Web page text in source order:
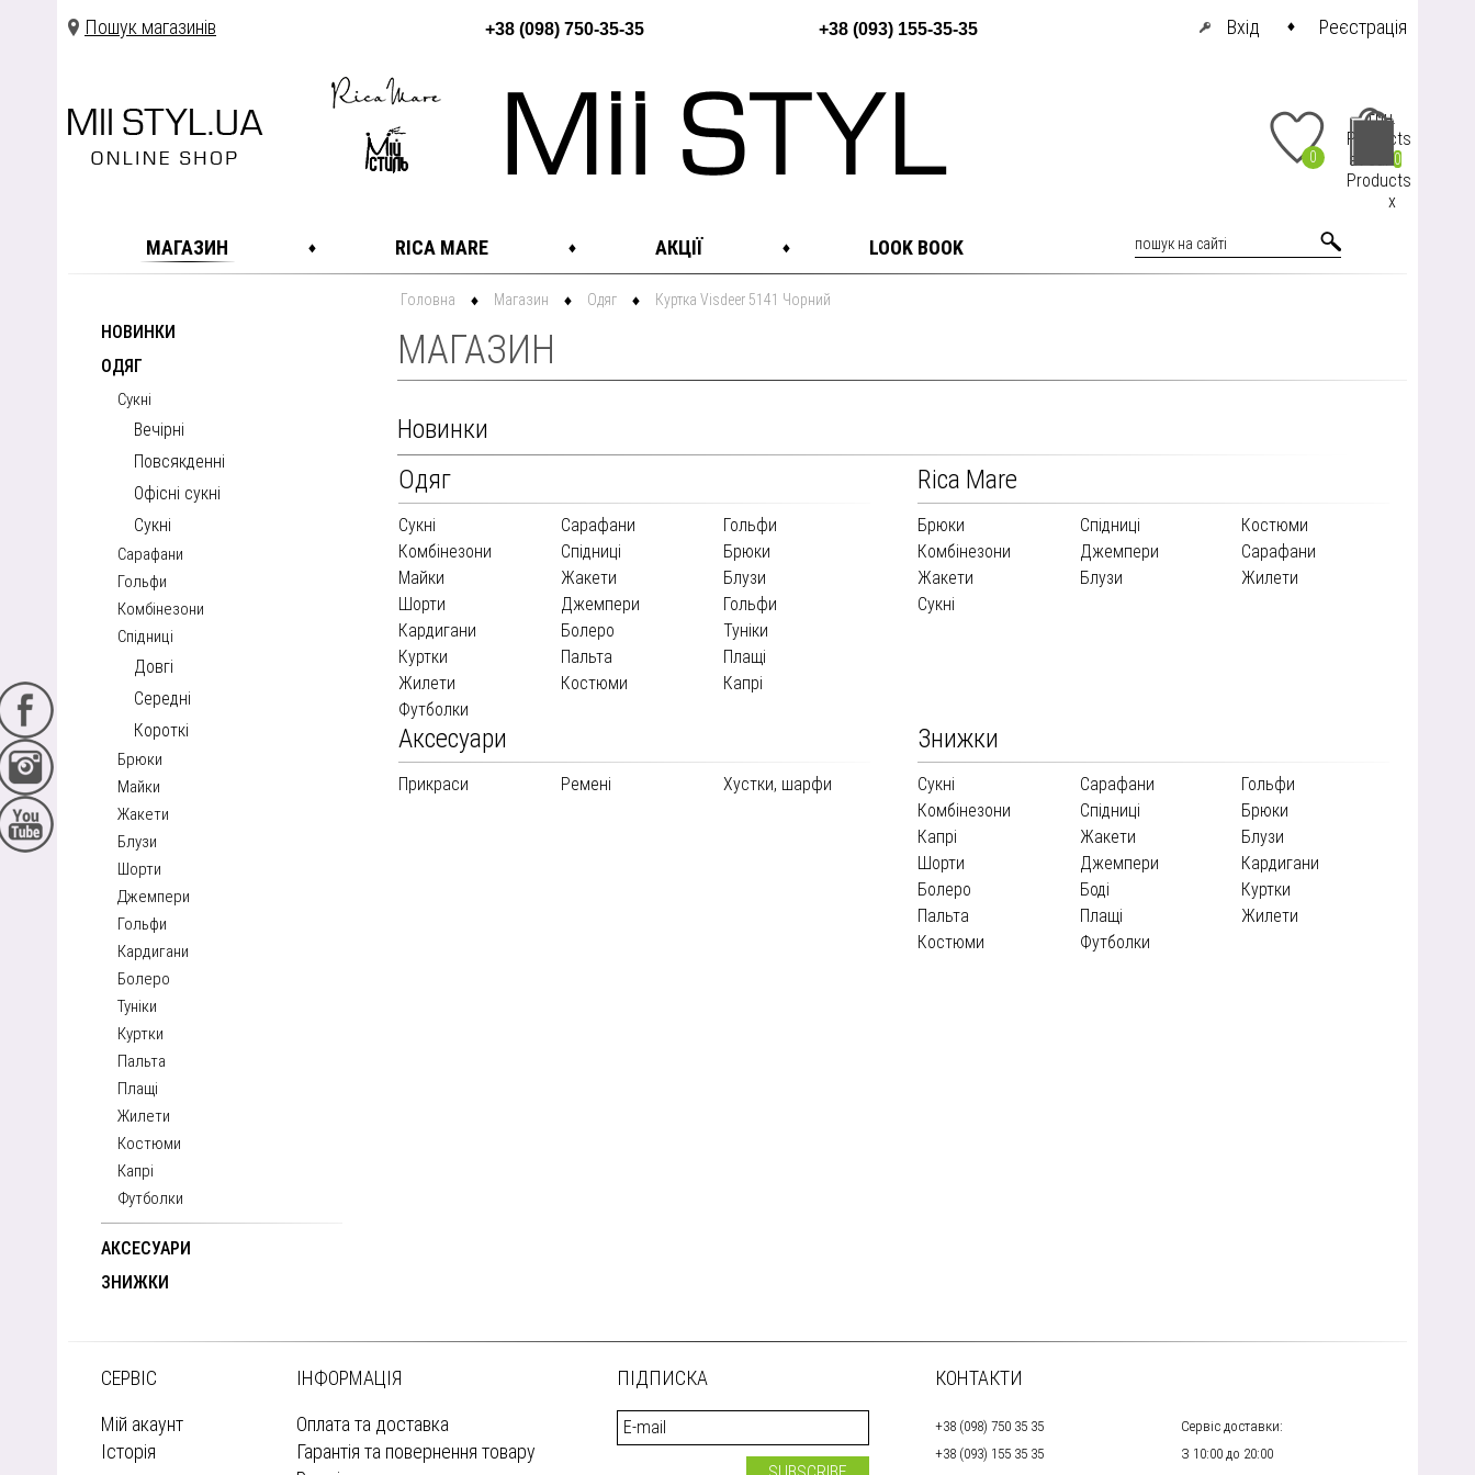
Пошук магазинів +38 (098) 750-35-35 +38 (093) 155-35-35 Вхід Реєстрація
0 0
грн.
Products
at cart
Products
x
МАГАЗИН RICA MARE АКЦІЇ LOOK BOOK
НОВИНКИ
ОДЯГ
Сукні
Вечірні
Повсякденні
Офісні сукні
Сукні
Сарафани
Гольфи
Комбінезони
Спідниці
Довгі
Середні
Короткі
Брюки
Майки
Жакети
Блузи
Шорти
Джемпери
Гольфи
Кардигани
Болеро
Туніки
Куртки
Пальта
Плащі
Жилети
Костюми
Капрі
Футболки
АКСЕСУАРИ
ЗНИЖКИ
Головна Магазин Одяг Куртка Visdeer 5141 Чорний
МАГАЗИН
Новинки
Одяг
Сукні Сарафани
Гольфи
Комбінезони
Спідниці
Брюки
Майки
Жакети
Блузи
Шорти
Джемпери
Гольфи
Кардигани
Болеро
Туніки
Куртки
Пальта
Плащі
Жилети
Костюми
Капрі
Футболки
Rica Mare
Брюки Спідниці
Костюми
Комбінезони
Джемпери
Сарафани
Жакети
Блузи
Жилети
Сукні
Аксесуари
Прикраси Ремені Хустки, шарфи
Знижки
Сукні Сарафани
Гольфи
Комбінезони
Спідниці
Брюки
Капрі
Жакети
Блузи
Шорти
Джемпери
Кардигани
Болеро
Боді
Куртки
Пальта
Плащі
Жилети
Костюми
Футболки
СЕРВІС
Мій акаунт
Історія
ІНФОРМАЦІЯ
Оплата та доставка
Гарантія та повернення товару
ПІДПИСКА КОНТАКТИ
+38 (098) 750 35 35
Сервіс доставки:
+38 (093) 155 35 35
З 10:00 до 20:00